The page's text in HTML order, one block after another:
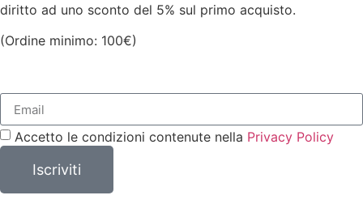
diritto ad uno sconto del 5% sul primo acquisto.
(Ordine minimo: 100€)
Accetto le condizioni contenute nella Privacy Policy
Iscriviti